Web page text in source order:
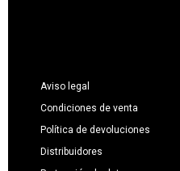
Aviso legal
Condiciones de venta
Política de devoluciones
Distribuidores